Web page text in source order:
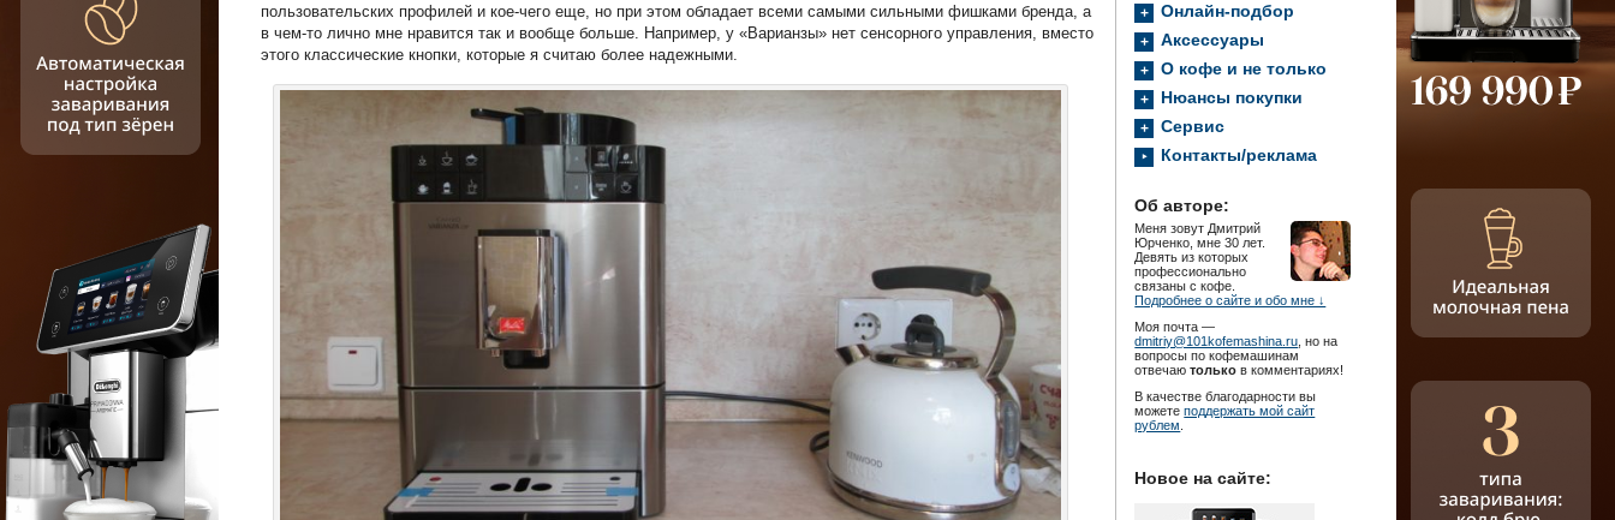
пользовательских профилей и кое-чего еще, но при этом обладает всеми самыми сильными фишками бренда, а
в чем-то лично мне нравится так и вообще больше. Например, у «Варианзы» нет сенсорного управления, вместо
этого классические кнопки, которые я считаю более надежными.
Онлайн-подбор
Аксессуары
О кофе и не только
Нюансы покупки
Сервис
Контакты/реклама
Об авторе:
Меня зовут Дмитрий
Юрченко, мне 30 лет.
Девять из которых
профессионально
связаны с кофе.
Подробнее о сайте и обо мне ↓
Моя почта —
dmitriy@101kofemashina.ru , но на
вопросы по кофемашинам
отвечаютолько в комментариях!
В качестве благодарности вы
можетеподдержать мой сайт
рублем
Новое на сайте: